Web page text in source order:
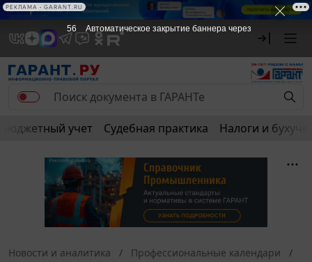
РЕКЛАМА
Бюджетный учет Судебная практика Налоги и
Новости и аналитика
Профессиональные календари
56 Автоматическое закрытие баннера через
РЕКЛАМА • GARANT.RU